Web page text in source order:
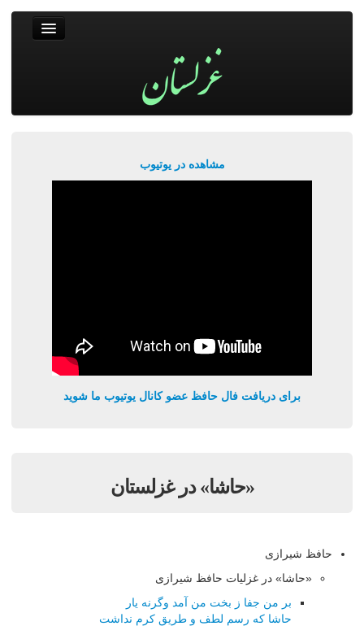
مشاهده در یوتیوب
برای دریافت فال حافظ عضو کانال یوتیوب ما شوید
«حاشا» در غزلستان
حافظ شیرازی
«حاشا» در غزلیات حافظ شیرازی
بر من جفا ز بخت من آمد وگرنه یار
حاشا که رسم لطف و طریق کرم نداشت